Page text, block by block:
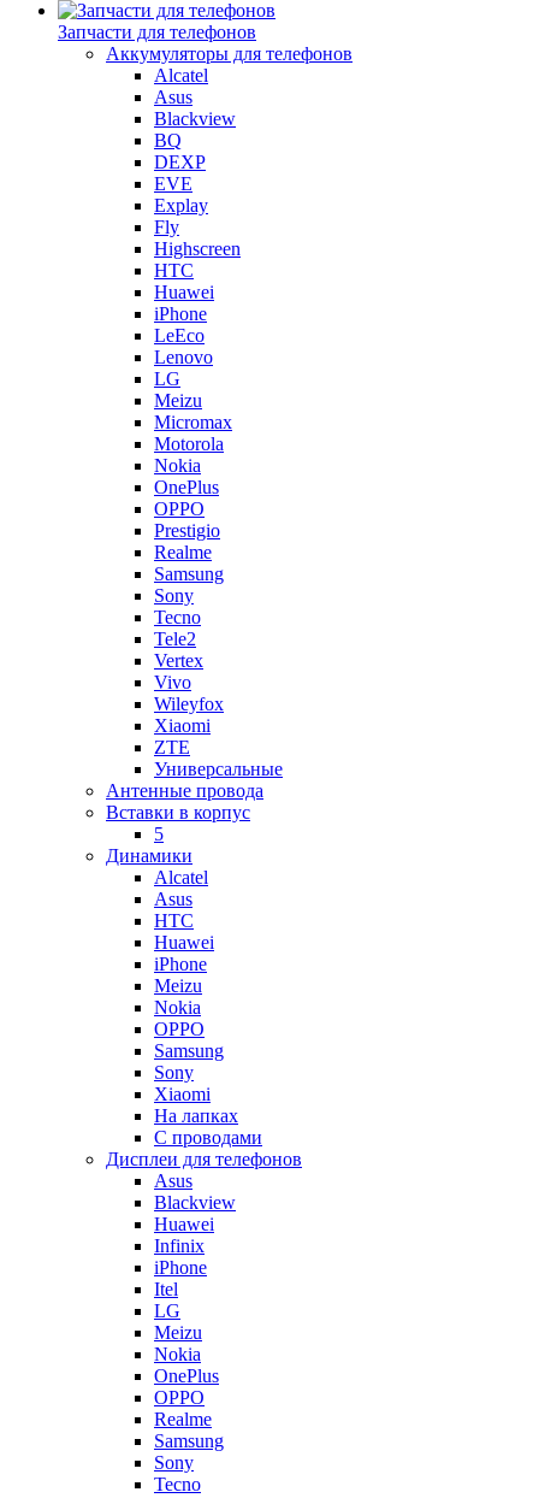
Запчасти для телефонов
Аккумуляторы для телефонов
Alcatel
Asus
Blackview
BQ
DEXP
EVE
Explay
Fly
Highscreen
HTC
Huawei
iPhone
LeEco
Lenovo
LG
Meizu
Micromax
Motorola
Nokia
OnePlus
OPPO
Prestigio
Realme
Samsung
Sony
Tecno
Tele2
Vertex
Vivo
Wileyfox
Xiaomi
ZTE
Универсальные
Антенные провода
Вставки в корпус
5
Динамики
Alcatel
Asus
HTC
Huawei
iPhone
Meizu
Nokia
OPPO
Samsung
Sony
Xiaomi
На лапках
С проводами
Дисплеи для телефонов
Asus
Blackview
Huawei
Infinix
iPhone
Itel
LG
Meizu
Nokia
OnePlus
OPPO
Realme
Samsung
Sony
Tecno